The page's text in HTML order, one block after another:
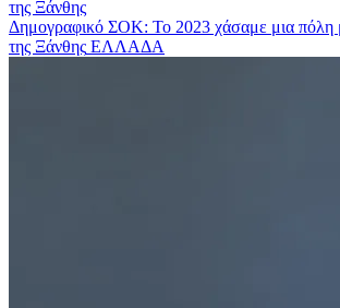
Δημογραφικό ΣΟΚ: Το 2023 χάσαμε μια πόλη
της Ξάνθης ΕΛΛΑΔΑ